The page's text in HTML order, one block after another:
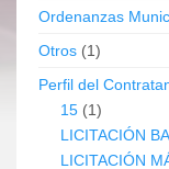
Ordenanzas
Otros (1)
Perfil del
15 (1)
LICITACIÓN
LICITACIÓN